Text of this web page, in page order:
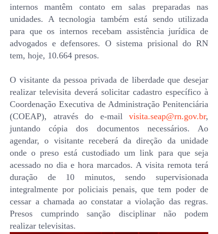
internos mantêm contato em salas preparadas nas
unidades. A tecnologia também está sendo utilizada
para que os internos recebam assistência jurídica de
advogados e defensores. O sistema prisional do RN
tem, hoje, 10.664 presos.
O visitante da pessoa privada de liberdade que desejar
realizar televisita deverá solicitar cadastro específico à
Coordenação Executiva de Administração Penitenciária
(COEAP), através do e-mail visita.seap@rn.gov.br,
juntando cópia dos documentos necessários. Ao
agendar, o visitante receberá da direção da unidade
onde o preso está custodiado um link para que seja
acessado no dia e hora marcados. A visita remota terá
duração de 10 minutos, sendo supervisionada
integralmente por policiais penais, que tem poder de
cessar a chamada ao constatar a violação das regras.
Presos cumprindo sanção disciplinar não podem
realizar televisitas.